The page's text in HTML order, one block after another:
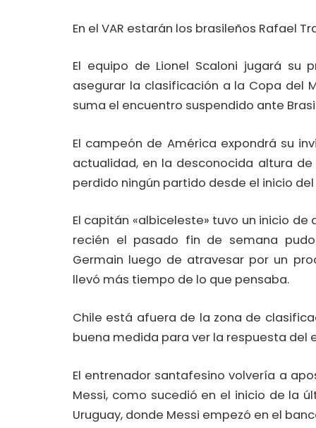
En el VAR estarán los brasileños Rafael
El equipo de Lionel Scaloni jugará
asegurar la clasificación a la Copa del
suma el encuentro suspendido ante
El campeón de América expondrá su
actualidad, en la desconocida altura
perdido ningún partido desde el inicio
El capitán «albiceleste» tuvo un inicio
recién el pasado fin de semana
Germain luego de atravesar por un
llevó más tiempo de lo que pensaba.
Chile está afuera de la zona de
buena medida para ver la respuesta del
El entrenador santafesino volvería a
Messi, como sucedió en el inicio de la
Uruguay, donde Messi empezó en el